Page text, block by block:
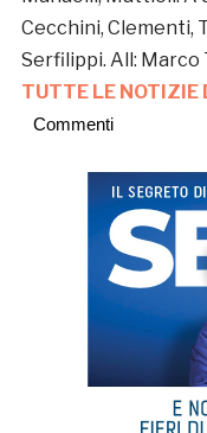
Cecchini, Clementi,
Serfilippi. All: Marco
TUTTE LE
Commenti